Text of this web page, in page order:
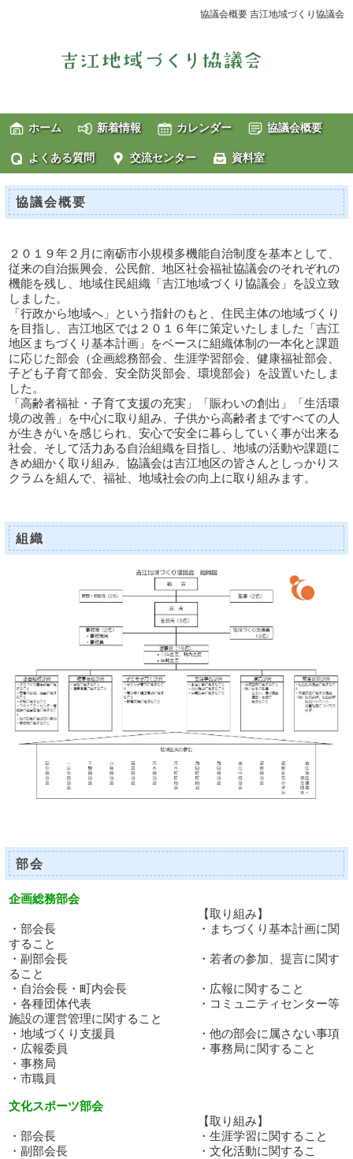
協議会概要 吉江地域づくり協議会
ホーム 新着情報 カレンダー 協議会概要
よくある質問 交流センター 資料室
協議会概要
２０１９年２月に南砺市小規模多機能自治制度を基本として、
従来の自治振興会、公民館、地区社会福祉協議会のそれぞれの
機能を残し、地域住民組織「吉江地域づくり協議会」を設立致
しました。
「行政から地域へ」という指針のもと、住民主体の地域づくり
を目指し、吉江地区では２０１６年に策定いたしました「吉江
地区まちづくり基本計画」をベースに組織体制の一本化と課題
に応じた部会（企画総務部会、生涯学習部会、健康福祉部会、
子ども子育て部会、安全防災部会、環境部会）を設置いたしま
した。
「高齢者福祉・子育て支援の充実」「賑わいの創出」「生活環
境の改善」を中心に取り組み、子供から高齢者まですべての人
が生きがいを感じられ、安心で安全に暮らしていく事が出来る
社会、そして活力ある自治組織を目指し、地域の活動や課題に
きめ細かく取り組み、協議会は吉江地区の皆さんとしっかりス
クラムを組んで、福祉、地域社会の向上に取り組みます。
組織
部会
企画総務部会
【取り組み】
・部会長 ・まちづくり基本計画に関
すること
・副部会長 ・若者の参加、提言に関す
ること
・自治会長・町内会長 ・広報に関すること
・各種団体代表 ・コミュニティセンター等
施設の運営管理に関すること
・地域づくり支援員 ・他の部会に属さない事項
・広報委員 ・事務局に関すること
・事務局
・市職員
文化スポーツ部会
【取り組み】
・部会長 ・生涯学習に関すること
・副部会長 ・文化活動に関するこ